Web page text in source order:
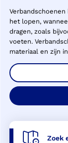
Verbandschoenen
het lopen,
dragen, zoals
voeten.
materiaal en zijn
Zoek